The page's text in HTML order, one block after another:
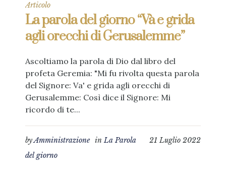
Articolo
La parola del giorno “Và e grida
agli orecchi di Gerusalemme”
Ascoltiamo la parola di Dio dal libro del
profeta Geremia: "Mi fu rivolta questa parola
del Signore: Va' e grida agli orecchi di
Gerusalemme: Così dice il Signore: Mi
ricordo di te...
21 Luglio 2022
byAmministrazione inLa Parola
del giorno